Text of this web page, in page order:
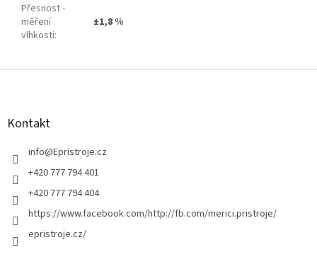
Přesnost -
měření
vlhkosti:
±1,8 %
Z
Kontakt
info@Epristroje.cz
+420 777 794 401
+420 777 794 404
https://www.facebook.com/http://fb.com/merici.pristroje/
epristroje.cz/